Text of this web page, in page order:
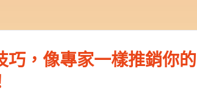
巧，像專家一樣推銷你的